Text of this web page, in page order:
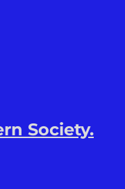
Society.